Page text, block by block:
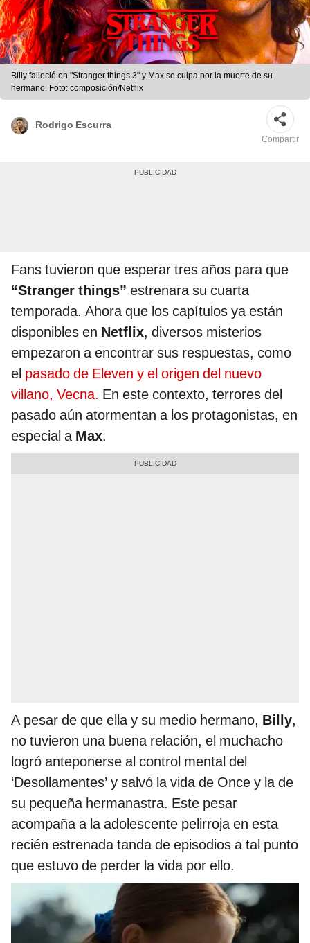
Billy falleció en "Stranger things 3" y Max se culpa por la muerte de su
hermano. Foto: composición/Netflix
Rodrigo Escurra
Compartir
Fans tuvieron que esperar tres años para que
“Stranger things” estrenara su cuarta
temporada. Ahora que los capítulos ya están
disponibles en Netflix, diversos misterios
empezaron a encontrar sus respuestas, como
el pasado de Eleven y el origen del nuevo
villano, Vecna. En este contexto, terrores del
pasado aún atormentan a los protagonistas, en
especial a Max.
A pesar de que ella y su medio hermano, Billy,
no tuvieron una buena relación, el muchacho
logró anteponerse al control mental del
‘Desollamentes’ y salvó la vida de Once y la de
su pequeña hermanastra. Este pesar
acompaña a la adolescente pelirroja en esta
recién estrenada tanda de episodios a tal punto
que estuvo de perder la vida por ello.